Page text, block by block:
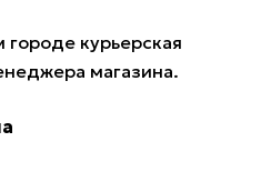
курьерская
магазина.